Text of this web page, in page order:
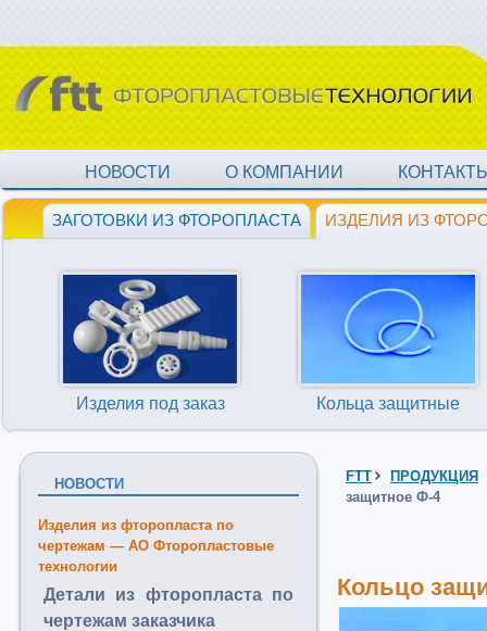
НОВОСТИ О КОМПАНИИ
ЗАГОТОВКИ ИЗ ФТОРОПЛАСТА ИЗДЕЛИЯ ИЗ
Изделия под заказ Кольца защитные
НОВОСТИ
Изделия из фторопласта по
чертежам — АО Фторопластовые
технологии
Детали из фторопласта по
чертежам заказчика
FTT
ПРОДУКЦИЯ
защитное Ф-4
Кольцо